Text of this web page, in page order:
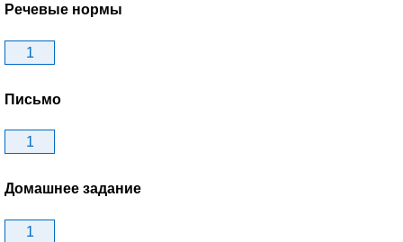
Речевые нормы
1
Письмо
1
Домашнее задание
1